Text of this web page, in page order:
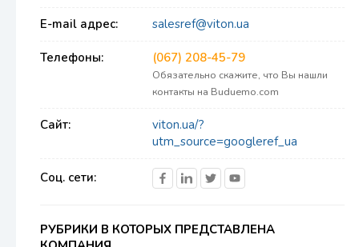
E-mail адрес: salesref@viton.ua
Телефоны: (067) 208-45-79
Обязательно скажите, что Вы нашли
контакты на Buduemo.com
Сайт:
viton.ua/?
utm_source=googleref_ua
Соц. сети:
РУБРИКИ В КОТОРЫХ ПРЕДСТАВЛЕНА